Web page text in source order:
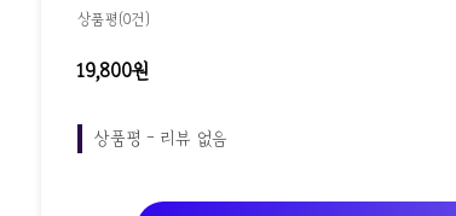
상품평(0건)
19,800원
상품평 - 리뷰 없음